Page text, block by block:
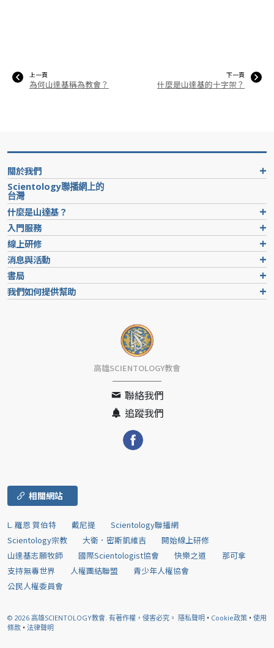
上一頁
為何山達基稱為教會？
下一頁
什麼是山達基的十字架？
關於我們
Scientology聯播網上的
台灣
什麼是山達基？
入門服務
線上研修
消息與活動
書局
我們如何提供幫助
高雄SCIENTOLOGY教會
聯絡我們
追蹤我們
相關網站
L. 羅恩 賀伯特 戴尼提
Scientology聯播網
Scientology宗教
大衛．密斯凱維吉
開始線上研修
山達基志願牧師
國際Scientologist協會 快樂之道
那可拿
支持無毒世界
人權團結聯盟
青少年人權協會
公民人權委員會
© 2026 高雄SCIENTOLOGY教會. 有著作權，侵害必究。 隱私聲明 • Cookie政策 • 使用
條款 • 法律聲明